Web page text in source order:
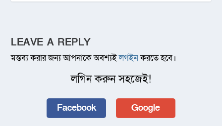
LEAVE A REPLY
মন্তব্য করার জন্য আপনাকে অবশ্যইলগইনকরতে হবে।
লগিন করুন সহজেই!
Facebook Google